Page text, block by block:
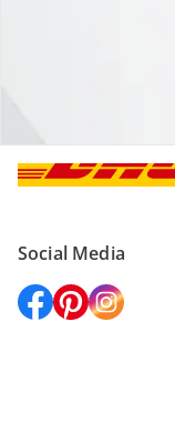
Social Media